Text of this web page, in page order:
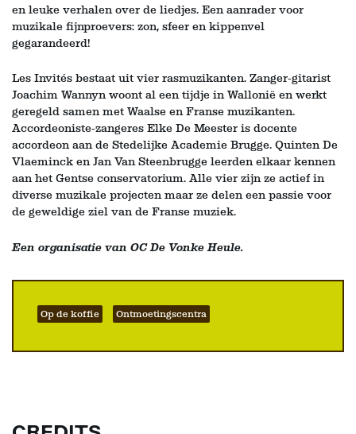
en leuke verhalen over de liedjes. Een aanrader voor
muzikale fijnproevers: zon, sfeer en kippenvel
gegarandeerd!
Les Invités bestaat uit vier rasmuzikanten. Zanger-gitarist
Joachim Wannyn woont al een tijdje in Wallonië en werkt
geregeld samen met Waalse en Franse muzikanten.
Accordeoniste-zangeres Elke De Meester is docente
accordeon aan de Stedelijke Academie Brugge. Quinten De
Vlaeminck en Jan Van Steenbrugge leerden elkaar kennen
aan het Gentse conservatorium. Alle vier zijn ze actief in
diverse muzikale projecten maar ze delen een passie voor
de geweldige ziel van de Franse muziek.
Een organisatie van OC De Vonke Heule.
Op de koffie Ontmoetingscentra